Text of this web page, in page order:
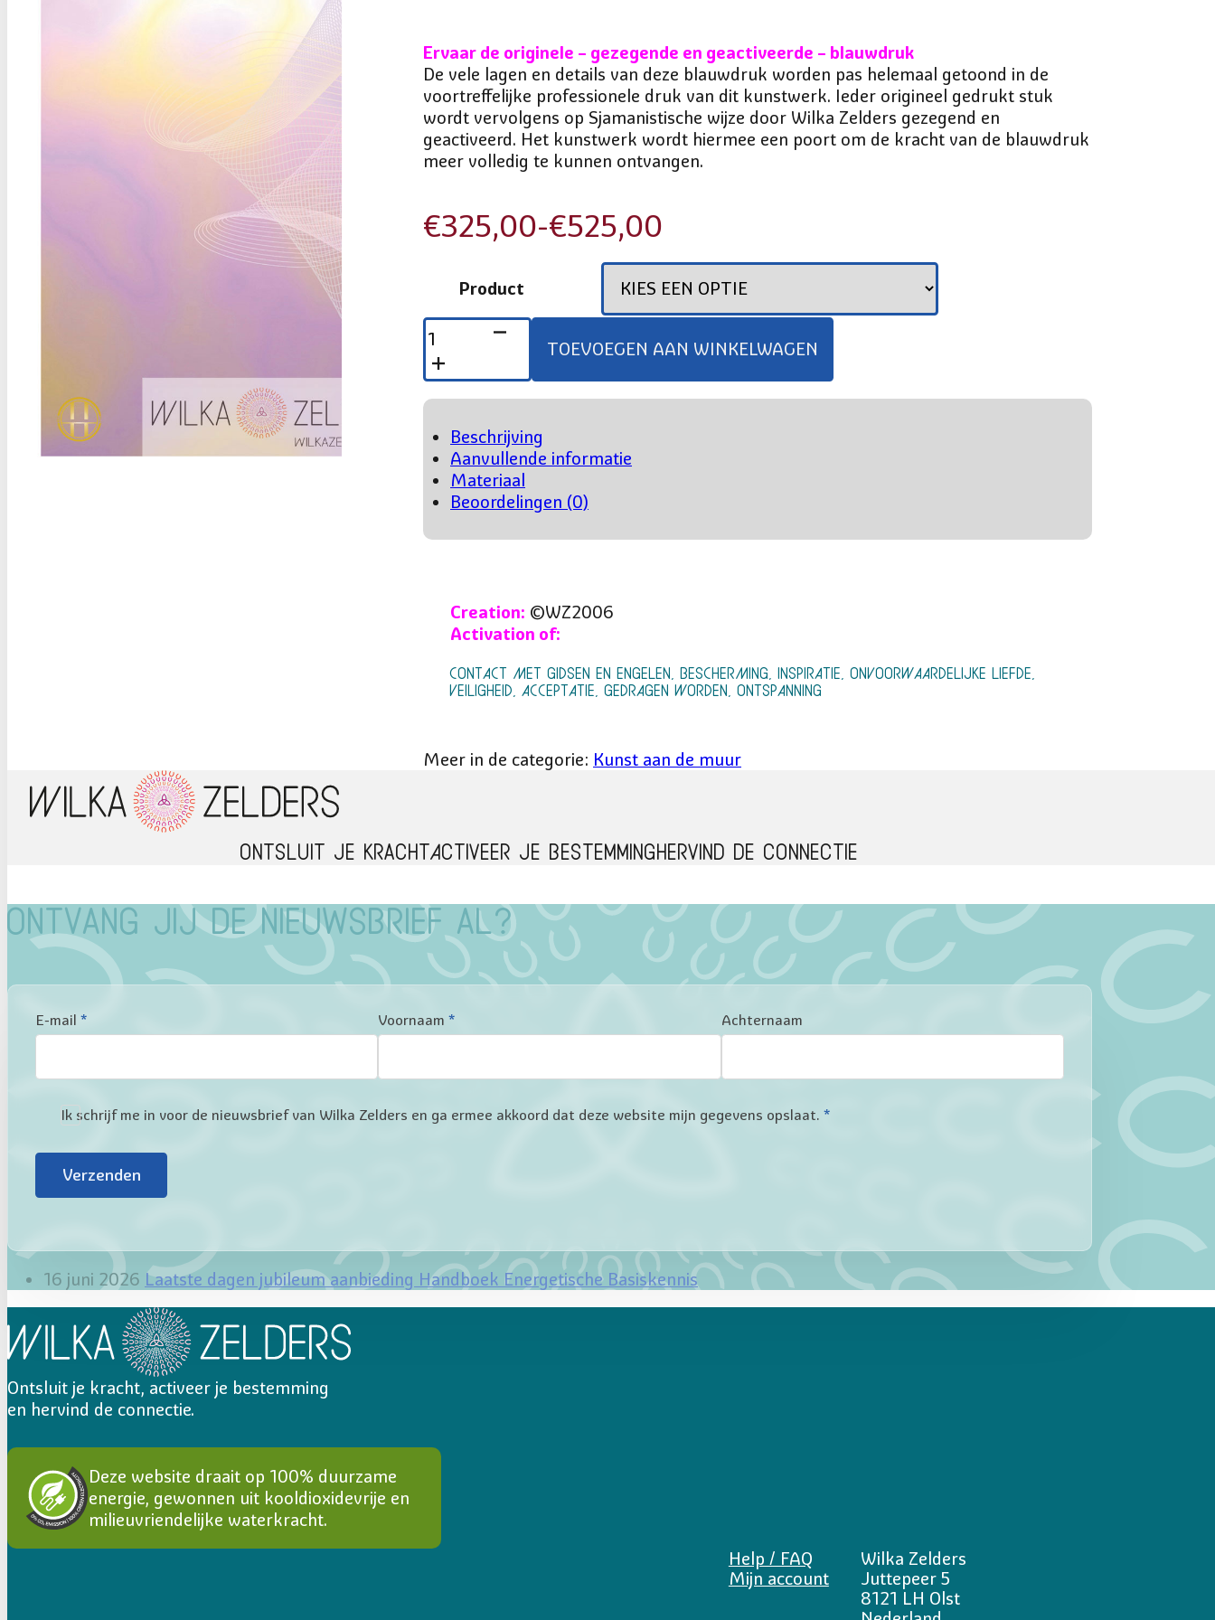
Ervaar de originele – gezegende en geactiveerde – blauwdruk
De vele lagen en details van deze blauwdruk worden pas helemaal getoond in de
voortreffelijke professionele druk van dit kunstwerk. Ieder origineel gedrukt stuk
wordt vervolgens op Sjamanistische wijze door Wilka Zelders gezegend en
geactiveerd. Het kunstwerk wordt hiermee een poort om de kracht van de blauwdruk
meer volledig te kunnen ontvangen.
€325,00-€525,00
Prijsklasse:
€325,00
tot
€525,00
Product
LAAT
DE
ENGELEN
TOT
JE
AANTAL
TOEVOEGEN AAN WINKELWAGEN
Beschrijving
Aanvullende informatie
Materiaal
Beoordelingen (0)
Creation: ©WZ2006
Activation of:
CONTACT MET GIDSEN EN ENGELEN, BESCHERMING, INSPIRATIE, ONVOORWAARDELIJKE LIEFDE,
VEILIGHEID, ACCEPTATIE, GEDRAGEN WORDEN, ONTSPANNING
Meer in de categorie: Kunst aan de muur
Ontsluit je krachtActiveer je bestemmingHervind de connectie
Ontvang jij de nieuwsbrief al?
Sectie
E-mail * Voornaam * Achternaam
Ik schrijf me in voor de nieuwsbrief van Wilka Zelders en ga ermee akkoord dat deze website mijn gegevens opslaat. *
Verzenden
16 juni 2026 Laatste dagen jubileum aanbieding Handboek Energetische Basiskennis
Ontsluit je kracht, activeer je bestemming
en hervind de connectie.
Deze website draait op 100% duurzame
energie, gewonnen uit kooldioxidevrije en
milieuvriendelijke waterkracht.
Help / FAQ
Mijn account
Wilka Zelders
Juttepeer 5
8121 LH Olst